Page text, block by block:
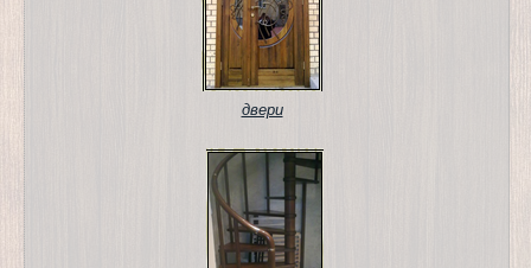
двери